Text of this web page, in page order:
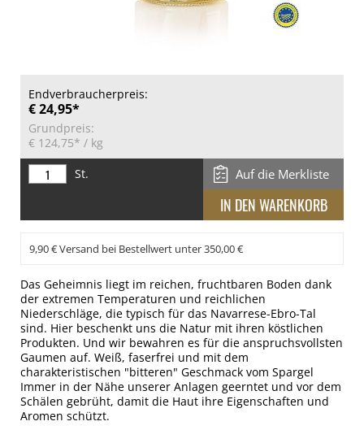
Endverbraucherpreis:
€ 24,95*
Grundpreis:
€ 124,75* / kg
St.
Auf die Merkliste
9,90 € Versand bei Bestellwert unter 350,00 €
Das Geheimnis liegt im reichen, fruchtbaren Boden dank
der extremen Temperaturen und reichlichen
Niederschläge, die typisch für das Navarrese-Ebro-Tal
sind. Hier beschenkt uns die Natur mit ihren köstlichen
Produkten. Und wir bewahren es für die anspruchsvollsten
Gaumen auf. Weiß, faserfrei und mit dem
charakteristischen "bitteren" Geschmack vom Spargel
Immer in der Nähe unserer Anlagen geerntet und vor dem
Schälen gebrüht, damit die Haut ihre Eigenschaften und
Aromen schützt.